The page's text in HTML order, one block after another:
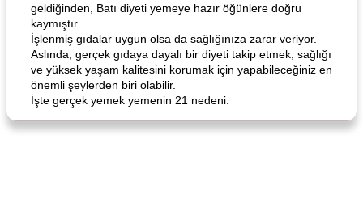
geldiğinden, Batı diyeti yemeye hazır öğünlere doğru
kaymıştır.
İşlenmiş gıdalar uygun olsa da sağlığınıza zarar veriyor.
Aslında, gerçek gıdaya dayalı bir diyeti takip etmek, sağlığı
ve yüksek yaşam kalitesini korumak için yapabileceğiniz en
önemli şeylerden biri olabilir.
İşte gerçek yemek yemenin 21 nedeni.